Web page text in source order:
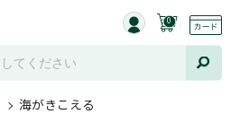
0
海がきこえる